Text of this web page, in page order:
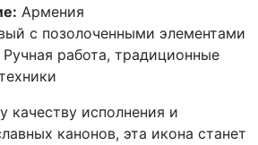
Армения
с позолоченными элементами
Ручная работа, традиционные
качеству исполнения и
канонов, эта икона станет